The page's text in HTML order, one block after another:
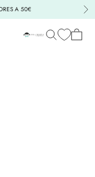
A 50€
La ChataBuscarCesta